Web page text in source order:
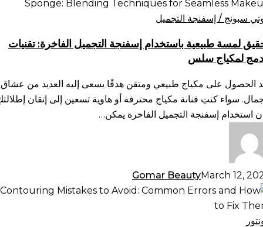
سبونج / إسفنجة التجميل
لمسة طبيعية باستخدام إسفنجة التجميل الفاخرة: تقنيات
لمكياج سلس
الحصول على مكياج طبيعي ومتقن هدفًا يسعى إليه العديد من عشاق
سواء كنتِ فنانة مكياج محترفة أو هاوية تسعين إلى إتقان
استخدام إسفنجة التجميل الفاخرة يمكن…
Gomar BeautyMarch 12,